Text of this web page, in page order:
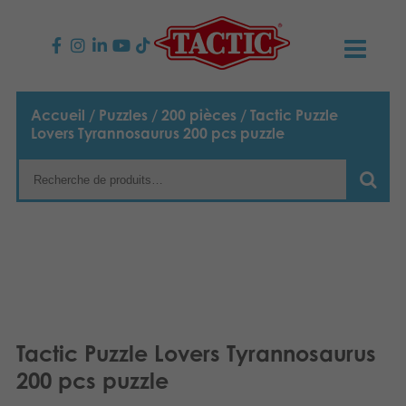
PRODUITS
Jeux enfants
Jeux famille
Jouets
NOUVEAUTÉS
TACTIC
Média
Accueil / Puzzles / 200 pièces / Tactic Puzzle
Lovers Tyrannosaurus 200 pcs puzzle
Tactic Puzzle Lovers Tyrannosaurus
200 pcs puzzle